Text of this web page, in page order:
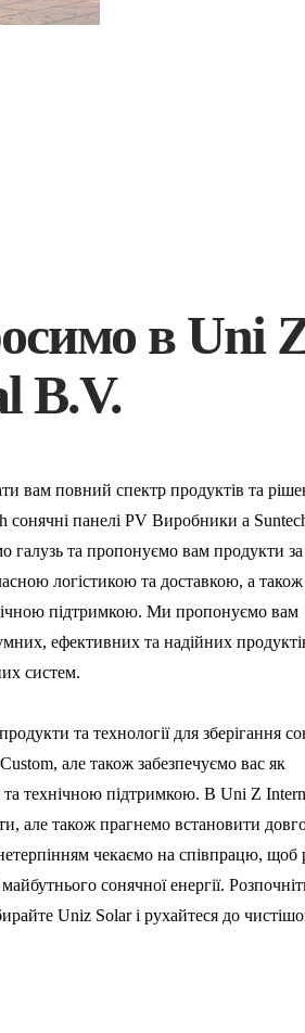
в Uni
B.V.
вам повний спектр продуктів та
сонячні панелі PV Виробники a
галузь та пропонуємо вам продукти за
логістикою та доставкою, а також
підтримкою. Ми пропонуємо вам
ефективних та надійних
систем.
та технології для зберігання
, але також забезпечуємо вас як
технічною підтримкою. В Uni Z
але також прагнемо встановити
чекаємо на співпрацю, щоб
сонячної енергії.
Uniz Solar і рухайтеся до